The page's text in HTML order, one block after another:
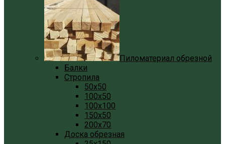
Пиломатериал обрезной
Балки
Стропила
50x50
100x50
100x100
150x50
200x70
Доска обрезная